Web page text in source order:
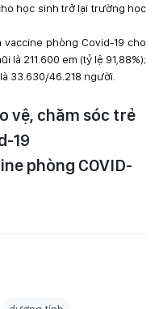
học sinh trở lại trường học
phòng Covid-19 cho
là 211.600 em (tỷ lệ 91,88%);
33.630/46.218 người.
vệ, chăm sóc trẻ
19
phòng COVID-